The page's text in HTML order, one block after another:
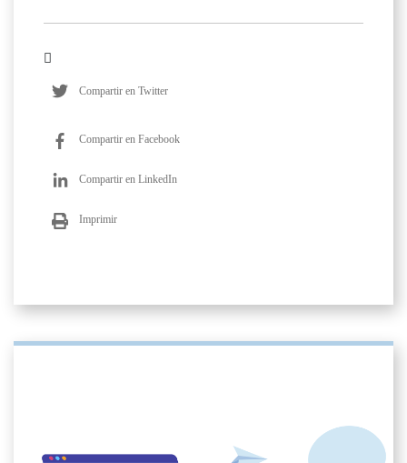
Compartir en Twitter
Compartir en Facebook
Compartir en LinkedIn
Imprimir